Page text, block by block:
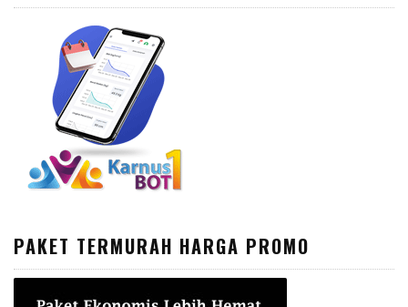
PAKET TERMURAH HARGA PROMO